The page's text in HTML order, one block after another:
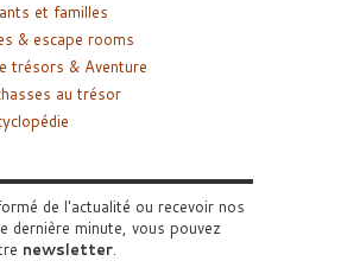
et familles
& escape rooms
trésors & Aventure
au trésor
de l'actualité ou recevoir nos
dernière minute, vous pouvez
newsletter.